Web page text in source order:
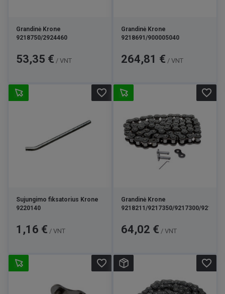
Grandinė Krone
9218750/2924460
Kaina
53,35 € / VNT
Grandinė Krone
9218691/900005040
Kaina
264,81 € / VNT
Sujungimo fiksatorius Krone
9220140
Kaina
1,16 € / VNT
favorite_border
Grandinė Krone
9218211/9217350/9217300/9217220
Kaina
64,02 € / VNT
favorite_border
favorite_border favorite_border